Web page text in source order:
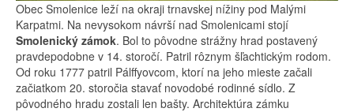
Obec Smolenice leží na okraji trnavskej nížiny pod Malými
Karpatmi. Na nevysokom návrší nad Smolenicami stojí
Smolenický zámok. Bol to pôvodne strážny hrad postavený
pravdepodobne v 14. storočí. Patril rôznym šľachtickým rodom.
Od roku 1777 patril Pálffyovcom, ktorí na jeho mieste začali
začiatkom 20. storočia stavať novodobé rodinné sídlo. Z
pôvodného hradu zostali len bašty. Architektúra zámku